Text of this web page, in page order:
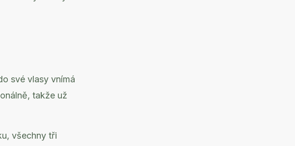
své vlasy vnímá
takže už
všechny tři